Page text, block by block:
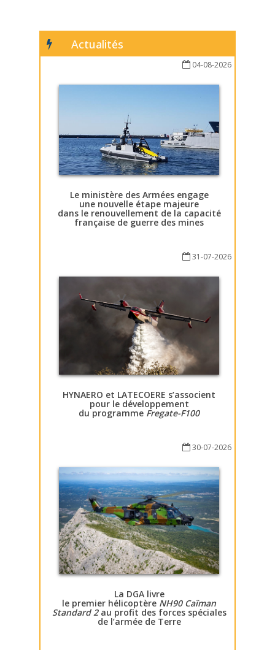
Actualités
04-08-2026
Le ministère des Armées engage
une nouvelle étape majeure
dans le renouvellement de la capacité
française de guerre des mines
31-07-2026
HYNAERO et LATECOERE s’associent
pour le développement
du programme Fregate-F100
30-07-2026
La DGA livre
le premier hélicoptère NH90 Caïman
Standard 2au profit des forces spéciales
de l’armée de Terre